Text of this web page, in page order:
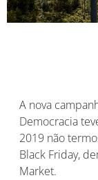
A nova
Democracia
2019 não
Black Friday,
Market.